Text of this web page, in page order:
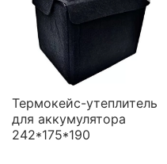
Термокейс-утеплитель
для аккумулятора
242*175*190